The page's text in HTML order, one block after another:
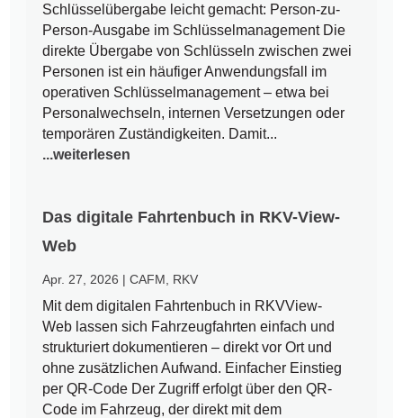
Schlüsselübergabe leicht gemacht: Person-zu-
Person-Ausgabe im Schlüsselmanagement Die
direkte Übergabe von Schlüsseln zwischen zwei
Personen ist ein häufiger Anwendungsfall im
operativen Schlüsselmanagement – etwa bei
Personalwechseln, internen Versetzungen oder
temporären Zuständigkeiten. Damit...
...weiterlesen
Das digitale Fahrtenbuch in RKV-View-
Web
Apr. 27, 2026 |CAFM RKV
Mit dem digitalen Fahrtenbuch in RKVView-
Web lassen sich Fahrzeugfahrten einfach und
strukturiert dokumentieren – direkt vor Ort und
ohne zusätzlichen Aufwand. Einfacher Einstieg
per QR-Code Der Zugriff erfolgt über den QR-
Code im Fahrzeug, der direkt mit dem